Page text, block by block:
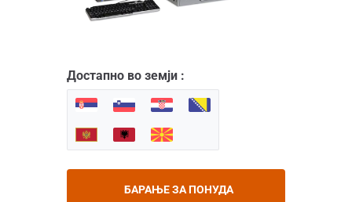
Достапно во земји :
БАРАЊЕ ЗА ПОНУДА